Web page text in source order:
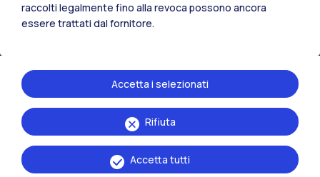
raccolti legalmente fino alla revoca possono ancora
essere trattati dal fornitore.
Rifiuta
Accetta i selezionati
Accetta tutti